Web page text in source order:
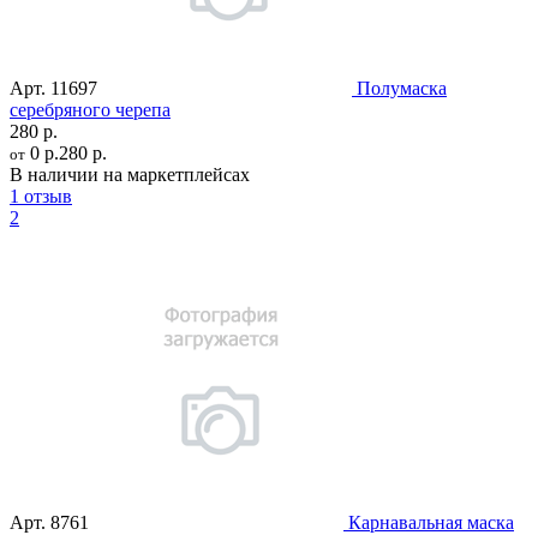
Арт. 11697
Полумаска
серебряного черепа
280 р.
от 0 р.280 р.
В наличии на маркетплейсах
1 отзыв
2
Арт. 8761
Карнавальная маска